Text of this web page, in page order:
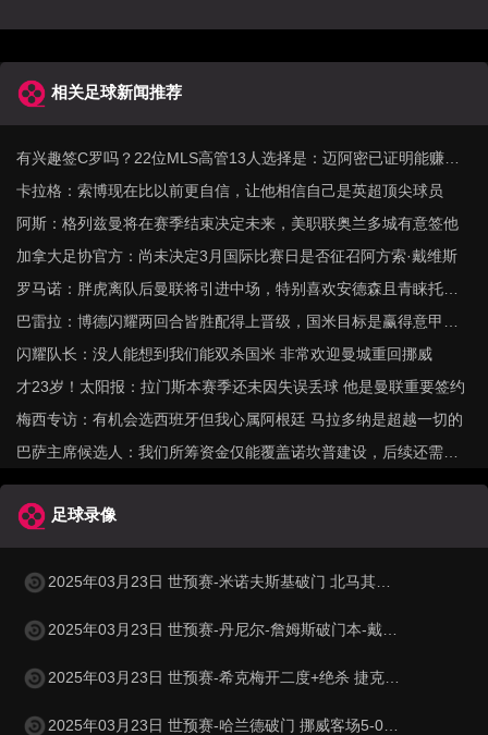
相关足球新闻推荐
有兴趣签C罗吗？22位MLS高管13人选择是：迈阿密已证明能赚回
来
卡拉格：索博现在比以前更自信，让他相信自己是英超顶尖球员
阿斯：格列兹曼将在赛季结束决定未来，美职联奥兰多城有意签他
加拿大足协官方：尚未决定3月国际比赛日是否征召阿方索·戴维斯
罗马诺：胖虎离队后曼联将引进中场，特别喜欢安德森且青睐托纳
利
巴雷拉：博德闪耀两回合皆胜配得上晋级，国米目标是赢得意甲冠
军
闪耀队长：没人能想到我们能双杀国米 非常欢迎曼城重回挪威
才23岁！太阳报：拉门斯本赛季还未因失误丢球 他是曼联重要签约
梅西专访：有机会选西班牙但我心属阿根廷 马拉多纳是超越一切的
巴萨主席候选人：我们所筹资金仅能覆盖诺坎普建设，后续还需融
资
足球录像
2025年03月23日 世预赛-米诺夫斯基破门 北马其顿3-0列支敦士登
2025年03月23日 世预赛-丹尼尔-詹姆斯破门本-戴维斯建功 威尔士3-1哈萨克斯坦
2025年03月23日 世预赛-希克梅开二度+绝杀 捷克2-1险胜法罗群岛
2025年03月23日 世预赛-哈兰德破门 挪威客场5-0大胜摩尔多瓦